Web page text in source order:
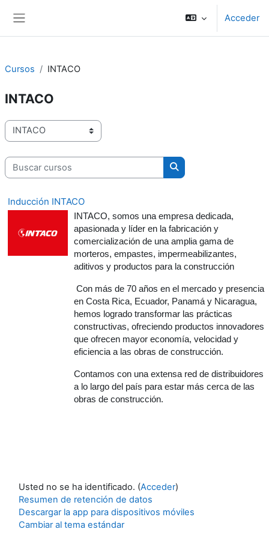
Acceder
Cursos INTACO
INTACO
Categorías
Buscar cursos
Buscar cursos
Inducción INTACO
INTACO, somos una empresa dedicada,
apasionada y líder en la fabricación y
comercialización de una amplia gama de
morteros, empastes, impermeabilizantes,
aditivos y productos para la construcción
Con más de 70 años en el mercado y presencia
en Costa Rica, Ecuador, Panamá y Nicaragua,
hemos logrado transformar las prácticas
constructivas, ofreciendo productos innovadores
que ofrecen mayor economía, velocidad y
eficiencia a las obras de construcción.
Contamos con una extensa red de distribuidores
a lo largo del país para estar más cerca de las
obras de construcción.
Usted no se ha identificado. (Acceder)
Resumen de retención de datos
Descargar la app para dispositivos móviles
Cambiar al tema estándar